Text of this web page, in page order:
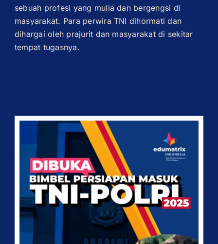
sebuah profesi yang mulia dan bergengsi di
masyarakat. Para perwira TNI dihormati dan
dihargai oleh prajurit dan masyarakat di sekitar
tempat tugasnya.